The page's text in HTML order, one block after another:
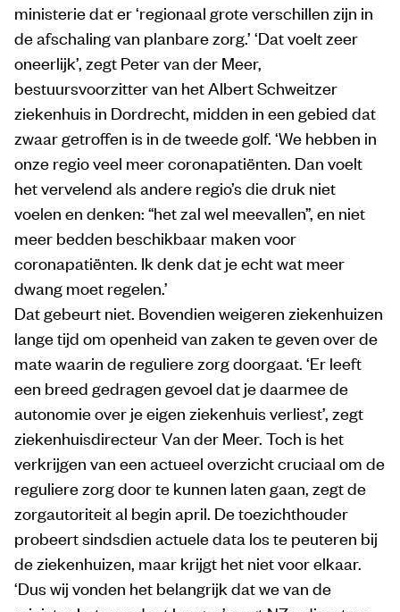
ministerie dat er ‘regionaal grote verschillen zijn in
de afschaling van planbare zorg.’ ‘Dat voelt zeer
oneerlijk’, zegt Peter van der Meer,
bestuursvoorzitter van het Albert Schweitzer
ziekenhuis in Dordrecht, midden in een gebied dat
zwaar getroffen is in de tweede golf. ‘We hebben in
onze regio veel meer coronapatiënten. Dan voelt
het vervelend als andere regio’s die druk niet
voelen en denken: “het zal wel meevallen”, en niet
meer bedden beschikbaar maken voor
coronapatiënten. Ik denk dat je echt wat meer
dwang moet regelen.’
Dat gebeurt niet. Bovendien weigeren ziekenhuizen
lange tijd om openheid van zaken te geven over de
mate waarin de reguliere zorg doorgaat. ‘Er leeft
een breed gedragen gevoel dat je daarmee de
autonomie over je eigen ziekenhuis verliest’, zegt
ziekenhuisdirecteur Van der Meer. Toch is het
verkrijgen van een actueel overzicht cruciaal om de
reguliere zorg door te kunnen laten gaan, zegt de
zorgautoriteit al begin april. De toezichthouder
probeert sindsdien actuele data los te peuteren bij
de ziekenhuizen, maar krijgt het niet voor elkaar.
‘Dus wij vonden het belangrijk dat we van de